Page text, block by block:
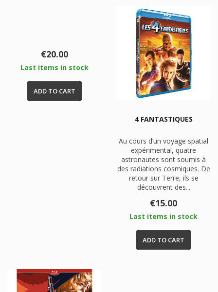
Price
€20.00
Last items in stock
ADD TO CART
4 FANTASTIQUES
Au cours d’un voyage spatial
expérimental, quatre
astronautes sont soumis à
des radiations cosmiques. De
retour sur Terre, ils se
découvrent des...
Price
€15.00
Last items in stock
ADD TO CART